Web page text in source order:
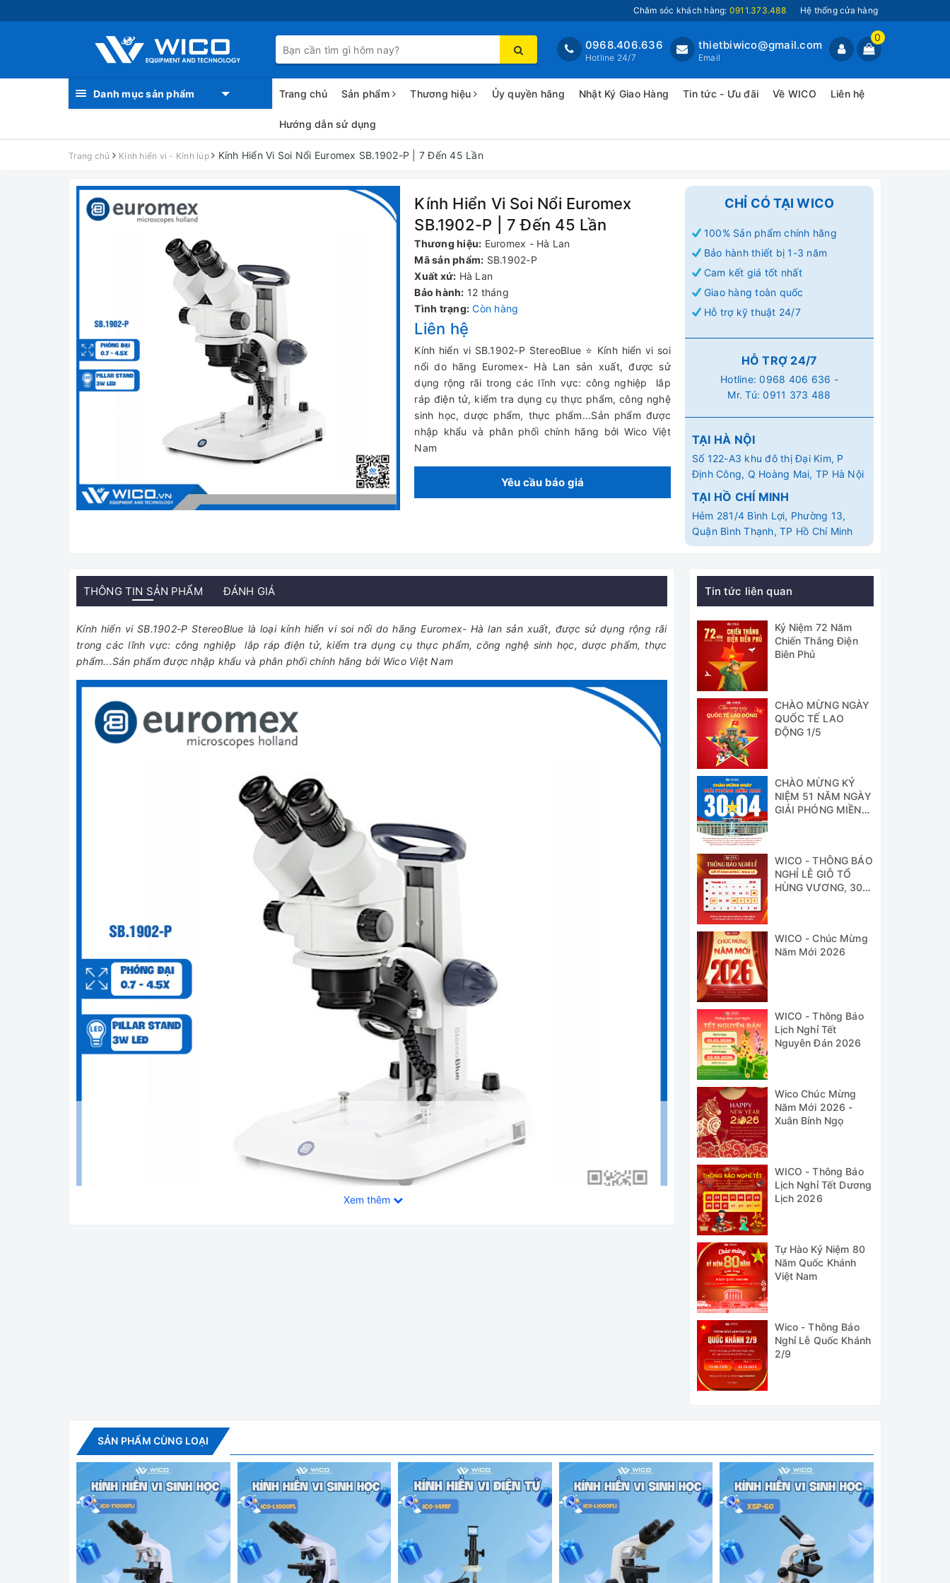
Chăm sóc khách hàng: 0911.373.488 Hệ thống cửa hàng
0
thietbiwico@gmail.com
Email
0968.406.636
Hotline 24/7
Danh mục sản phẩm Trang chủ Sản phẩm Thương hiệu Ủy quyền hãng Nhật Ký Giao Hàng Tin tức - Ưu đãi Về WICO Liên hệ
Hướng dẫn sử dụng
Trang chủ Kính hiển vi - Kính lúp Kính Hiển Vi Soi Nổi Euromex SB.1902-P | 7 Đến 45 Lần
Kính Hiển Vi Soi Nổi Euromex
SB.1902-P | 7 Đến 45 Lần
Thương hiệu: Euromex - Hà Lan
Mã sản phẩm: SB.1902-P
Xuất xứ: Hà Lan
Bảo hành: 12 tháng
Tình trạng: Còn hàng
Liên hệ
Kính hiển vi SB.1902-P StereoBlue ⭐ Kính hiển vi soi
nổi do hãng Euromex- Hà Lan sản xuất, được sử
dụng rộng rãi trong các lĩnh vực: công nghiệp lắp
ráp điện tử, kiểm tra dụng cụ thực phẩm, công nghệ
sinh học, dược phẩm, thực phẩm...Sản phẩm được
nhập khẩu và phân phối chính hãng bởi Wico Việt
Nam
Yêu cầu báo giá
CHỈ CÓ TẠI WICO
100% Sản phẩm chính hãng
Bảo hành thiết bị 1-3 năm
Cam kết giá tốt nhất
Giao hàng toàn quốc
Hỗ trợ kỹ thuật 24/7
HỖ TRỢ 24/7
Hotline:0968 406 636 -
Mr. Tú:0911 373 488
TẠI HÀ NỘI
Số 122-A3 khu đô thị Đại Kim, P
Định Công, Q Hoàng Mai, TP Hà Nội
TẠI HỒ CHÍ MINH
Hẻm 281/4 Bình Lợi, Phường 13,
Quận Bình Thạnh, TP Hồ Chí Minh
THÔNG TIN SẢN PHẨM ĐÁNH GIÁ
Kính hiển vi SB.1902-P StereoBlue là loại kính hiển vi soi nổi do hãng Euromex- Hà lan sản xuất, được sử dụng rộng rãi
trong các lĩnh vực: công nghiệp lắp ráp điện tử, kiểm tra dụng cụ thực phẩm, công nghệ sinh học, dược phẩm, thực
phẩm...Sản phẩm được nhập khẩu và phân phối chính hãng bởi Wico Việt Nam
Cung cấp bao gồm:
- Kính hiển vi soi nổi SB.1902-P
- Phụ kiện tiêu chuẩn
- Cặp thị kính WF10x/20mm
- Tấm phủ máy + hộp xốp đựng máy
- Tài liệu hướng dẫn sử dụng
Xem thêm
Tin tức liên quan
Kỷ Niệm 72 Năm
Chiến Thắng Điện
Biên Phủ
CHÀO MỪNG NGÀY
QUỐC TẾ LAO
ĐỘNG 1/5
CHÀO MỪNG KỶ
NIỆM 51 NĂM NGÀY
GIẢI PHÓNG MIỀN
WICO - THÔNG BÁO
NGHỈ LỄ GIỖ TỔ
HÙNG VƯƠNG, 30/4
WICO - Chúc Mừng
Năm Mới 2026
WICO - Thông Báo
Lịch Nghỉ Tết
Nguyên Đán 2026
Wico Chúc Mừng
Năm Mới 2026 -
Xuân Bính Ngọ
WICO - Thông Báo
Lịch Nghỉ Tết Dương
Lịch 2026
Tự Hào Kỷ Niệm 80
Năm Quốc Khánh
Việt Nam
Wico - Thông Báo
Nghỉ Lễ Quốc Khánh
2/9
SẢN PHẨM CÙNG LOẠI